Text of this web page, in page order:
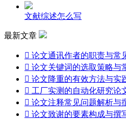
文献综述怎么写
最新文章
 论文通讯作者的职责与常
 论文关键词的选取策略与
 论文降重的有效方法与实
 工厂实测的自动化研究论
 论文注释常见问题解析与
 论文致谢的要素构成与撰